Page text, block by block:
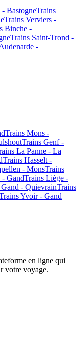
- BastogneTrains
Trains Verviers -
Binche -
Trains Saint-Trond -
-
Trains Mons -
Trains Genf -
La Panne - La
Trains Hasselt -
- MonsTrains
- GandTrains Liège -
Gand - QuievrainTrains
Trains Yvoir - Gand
en ligne qui
votre voyage.